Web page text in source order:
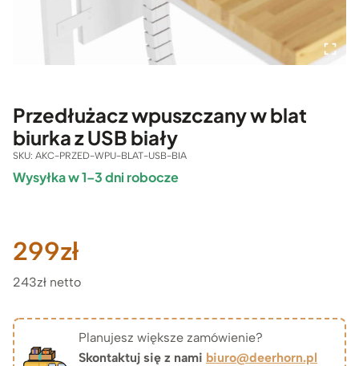
Przedłużacz wpuszczany w blat
biurka z USB biały
SKU: AKC-PRZED-WPU-BLAT-USB-BIA
Wysyłka w 1–3 dni robocze
299zł
243zł netto
Planujesz większe zamówienie?
Skontaktuj się z nami biuro@deerhorn.pl